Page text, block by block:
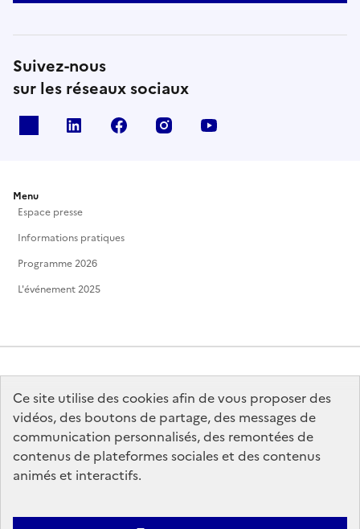
Ce site utilise des cookies afin de vous proposer des
vidéos, des boutons de partage, des messages de
communication personnalisés, des remontées de
contenus de plateformes sociales et des contenus
animés et interactifs.
Suivez-nous
sur les réseaux sociaux
Linkedin Facebook Instagram
Menu
Espace presse
Informations pratiques
Programme 2026
L'événement 2025
MINISTÈRE
DE LA CULTURE